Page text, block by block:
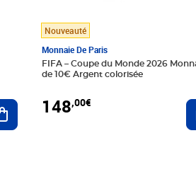
Ajouter au panier
Nouveauté
Monnaie De Paris
FIFA – Coupe du Monde 2026
de 10€ Argent colorisée
148,00€